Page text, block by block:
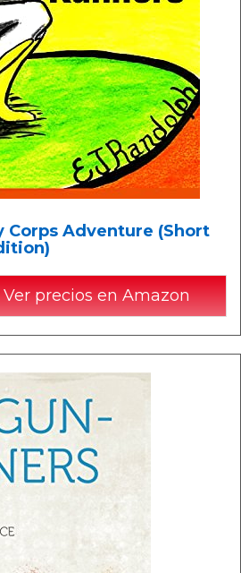
Corps Adventure (Short
Ver precios en Amazon